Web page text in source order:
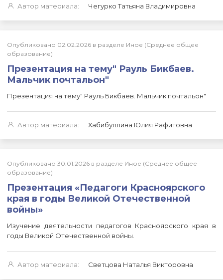
Автор материала: Чегурко Татьяна Владимировна
Опубликовано 02.02.2026 в разделе Иное (Среднее общее
образование)
Презентация на тему" Рауль Бикбаев.
Мальчик почтальон"
Презентация на тему" Рауль Бикбаев. Мальчик почтальон"
Автор материала: Хабибуллина Юлия Рафитовна
Опубликовано 30.01.2026 в разделе Иное (Среднее общее
образование)
Презентация «Педагоги Красноярского
края в годы Великой Отечественной
войны»
Изучение деятельности педагогов Красноярского края в
годы Великой Отечественной войны.
Автор материала: Светцова Наталья Викторовна